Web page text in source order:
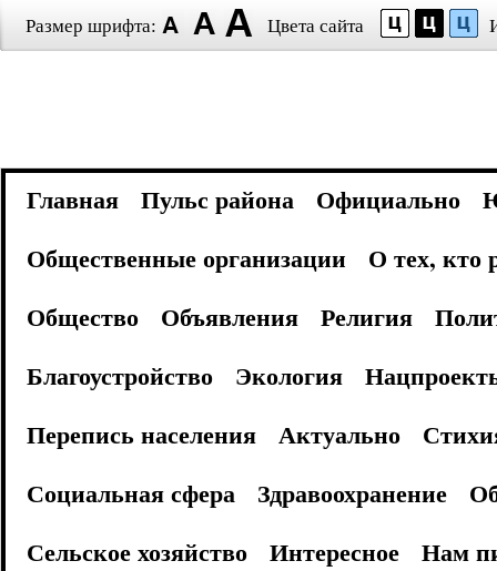
Размер шрифта: Цвета сайта
Главная Пульс района Официально
Общественные организации
О тех, кто
Общество
Объявления Религия
Благоустройство
Экология
Перепись населения
Актуально
Социальная сфера
Здравоохранение
Сельское хозяйство
Интересное
Нам